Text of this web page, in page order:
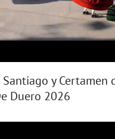
Santiago y Certamen
Duero 2026